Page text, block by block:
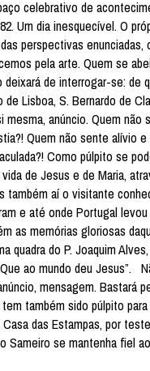
celebrativo de
Um dia inesquecível. O
perspectivas
pela arte. Quem se
de interrogar-se:
Lisboa, S. Bernardo de
anúncio. Quem
Quem não sente alívio
Como púlpito se
de Jesus e de Maria,
aí o visitante
e até onde Portugal
as memórias gloriosas
quadra do P. Joaquim
ao mundo deu Jesus”.
mensagem. Bastará
também sido púlpito
das Estampas, por
se mantenha fiel